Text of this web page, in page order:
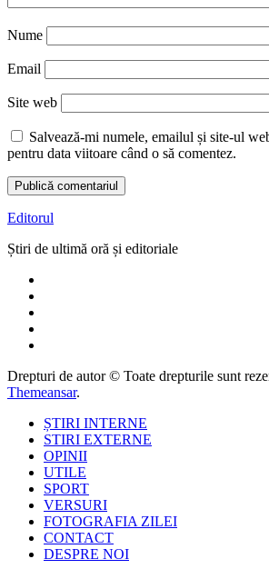
Nume
Email
Site web
Salvează-mi numele, emailul și site-ul
pentru data viitoare când o să comentez.
Editorul
Știri de ultimă oră și editoriale
Drepturi de autor © Toate drepturile sunt
Themeansar.
ȘTIRI INTERNE
STIRI EXTERNE
OPINII
UTILE
SPORT
VERSURI
FOTOGRAFIA ZILEI
CONTACT
DESPRE NOI